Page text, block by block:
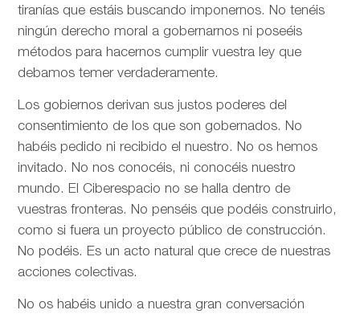
tiranías que estáis buscando imponernos. No tenéis
ningún derecho moral a gobernarnos ni poseéis
métodos para hacernos cumplir vuestra ley que
debamos temer verdaderamente.
Los gobiernos derivan sus justos poderes del
consentimiento de los que son gobernados. No
habéis pedido ni recibido el nuestro. No os hemos
invitado. No nos conocéis, ni conocéis nuestro
mundo. El Ciberespacio no se halla dentro de
vuestras fronteras. No penséis que podéis construirlo,
como si fuera un proyecto público de construcción.
No podéis. Es un acto natural que crece de nuestras
acciones colectivas.
No os habéis unido a nuestra gran conversación